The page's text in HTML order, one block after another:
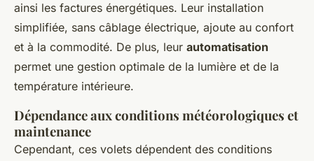
ainsi les factures énergétiques. Leur installation
simplifiée, sans câblage électrique, ajoute au confort
et à la commodité. De plus, leur automatisation
permet une gestion optimale de la lumière et de la
température intérieure.
Dépendance aux conditions météorologiques et
maintenance
Cependant, ces volets dépendent des conditions